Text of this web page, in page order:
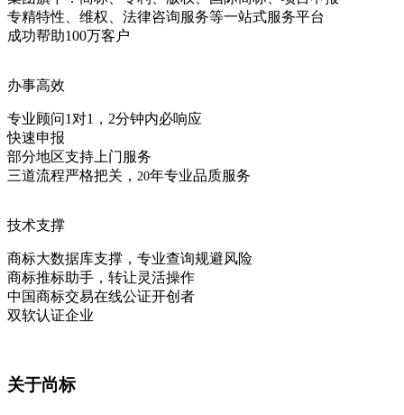
专精特性、维权、法律咨询服务等一站式服务平台
成功帮助100万客户
办事高效
专业顾问1对1，2分钟内必响应
快速申报
部分地区支持上门服务
三道流程严格把关， 20年专业品质服务
技术支撑
商标大数据库支撑，专业查询规避风险
商标推标助手，转让灵活操作
中国商标交易在线公证开创者
双软认证企业
关于尚标